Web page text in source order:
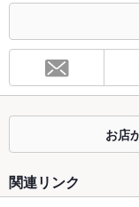
合わせください。
お席
14席(カ
容人数
個室 あり ：最
座敷
お店
関連リンク